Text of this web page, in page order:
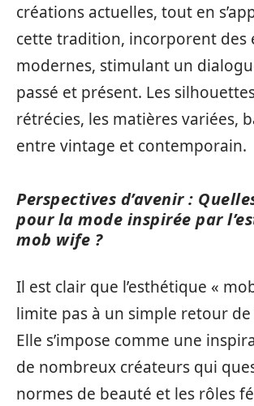
créations actuelles, tout en
cette tradition, incorporent des
modernes, stimulant un
passé et présent. Les
rétrécies, les matières variées,
entre vintage et contemporain.
Perspectives d’avenir :
pour la mode inspirée par
mob wife ?
Il est clair que l’esthétique «
limite pas à un simple retour
Elle s’impose comme une
de nombreux créateurs qui
normes de beauté et les rôles